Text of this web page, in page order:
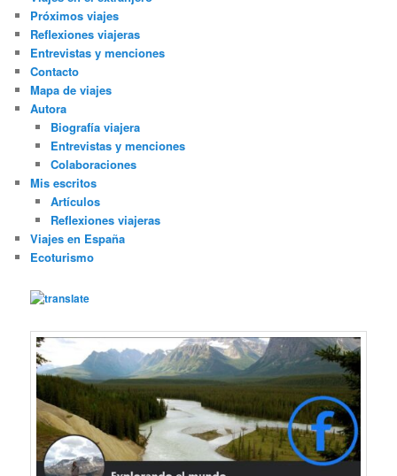
Próximos viajes
Reflexiones viajeras
Entrevistas y menciones
Contacto
Mapa de viajes
Autora
Biografía viajera
Entrevistas y menciones
Colaboraciones
Mis escritos
Artículos
Reflexiones viajeras
Viajes en España
Ecoturismo